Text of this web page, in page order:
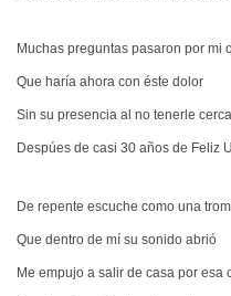
Muchas preguntas pasaron por mi
Que haría ahora con éste dolor
Sin su presencia al no tenerle cerca
Despúes de casi 30 años de Feliz
De repente escuche como una
Que dentro de mí su sonido abrió
Me empujo a salir de casa por esa